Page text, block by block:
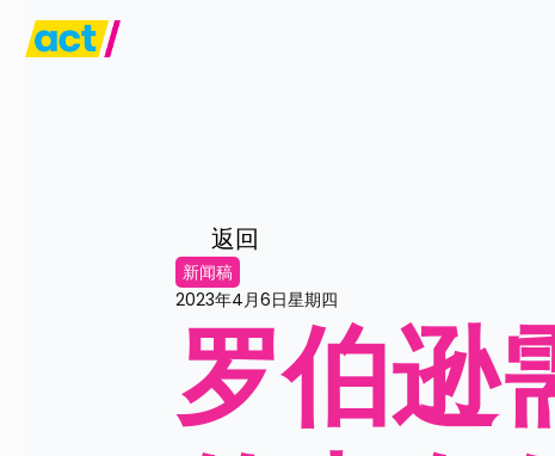
返回
新闻稿
2023年4月6日星期四
罗伯逊